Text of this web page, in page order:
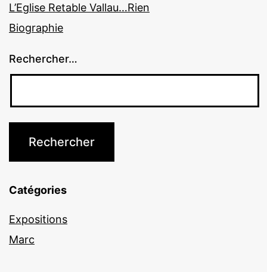
L’Eglise Retable Vallau…Rien
Biographie
Rechercher…
Catégories
Expositions
Marc